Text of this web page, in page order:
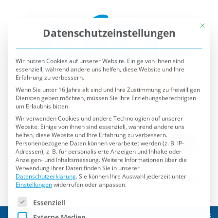
Wir nutzen Cookies auf unserer Website. Einige von ihnen sind
essenziell, während andere uns helfen, diese Website und Ihre
Erfahrung zu verbessern.
Wenn Sie unter 16 Jahre alt sind und Ihre Zustimmung zu freiwilligen
Diensten geben möchten, müssen Sie Ihre Erziehungsberechtigten
um Erlaubnis bitten.
Wir verwenden Cookies und andere Technologien auf unserer
Website. Einige von ihnen sind essenziell, während andere uns
helfen, diese Website und Ihre Erfahrung zu verbessern.
Personenbezogene Daten können verarbeitet werden (z. B. IP-
Adressen), z. B. für personalisierte Anzeigen und Inhalte oder
Anzeigen- und Inhaltsmessung.Weitere Informationen über die
Verwendung Ihrer Daten finden Sie in unserer
Datenschutzerklärung. Sie können Ihre Auswahl jederzeit unter
Einstellungenwiderrufen oder anpassen.
Es folgt eine Liste der Service-Gruppen, für die eine
Externe Medien